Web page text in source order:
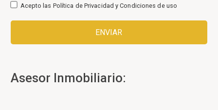
Acepto las Política de Privacidad yCondiciones de uso
Asesor Inmobiliario: